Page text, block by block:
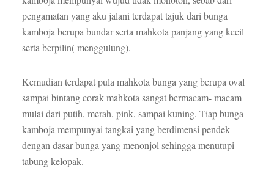
pengamatan yang aku jalani terdapat tajuk dari bunga
kamboja berupa bundar serta mahkota panjang yang kecil
serta berpilin( menggulung).
Kemudian terdapat pula mahkota bunga yang berupa oval
sampai bintang corak mahkota sangat bermacam- macam
mulai dari putih, merah, pink, sampai kuning. Tiap bunga
kamboja mempunyai tangkai yang berdimensi pendek
dengan dasar bunga yang menonjol sehingga menutupi
tabung kelopak.